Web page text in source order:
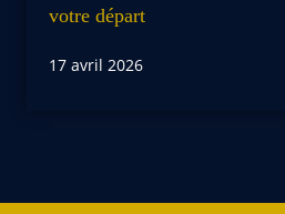
votre départ
17 avril 2026